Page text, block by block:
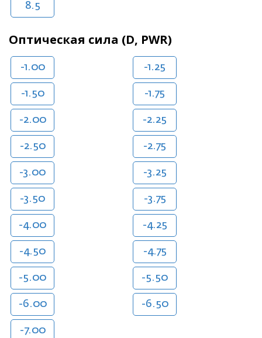
8.5
Оптическая сила (D, PWR)
-1.00 -1.25
-1.50 -1.75
-2.00 -2.25
-2.50 -2.75
-3.00 -3.25
-3.50 -3.75
-4.00 -4.25
-4.50 -4.75
-5.00 -5.50
-6.00 -6.50
-7.00